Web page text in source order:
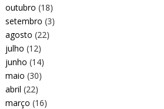
outubro (18)
setembro (3)
agosto (22)
julho (12)
junho (14)
maio (30)
abril (22)
março (16)